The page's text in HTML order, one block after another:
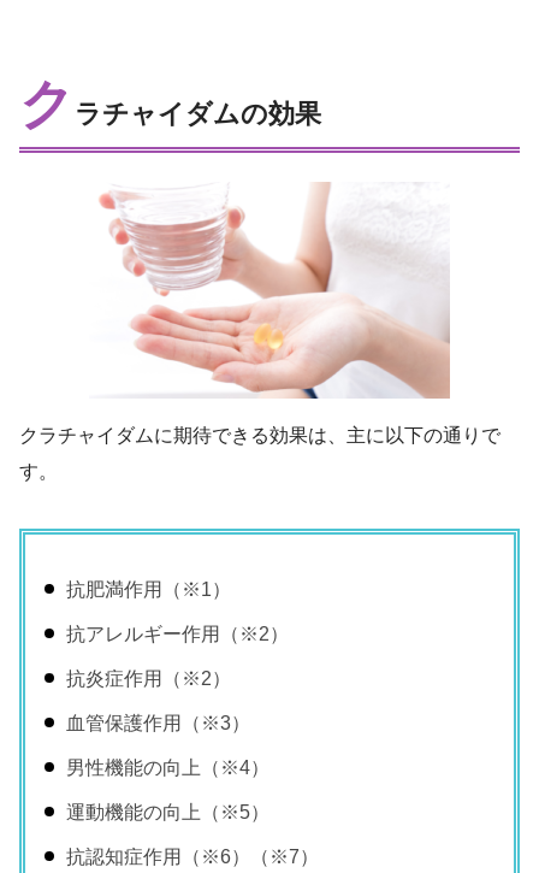
ク ラチャイダムの効果
クラチャイダムに期待できる効果は、主に以下の通りで
す。
抗肥満作用（※1）
抗アレルギー作用（※2）
抗炎症作用（※2）
血管保護作用（※3）
男性機能の向上（※4）
運動機能の向上（※5）
抗認知症作用（※6）（※7）